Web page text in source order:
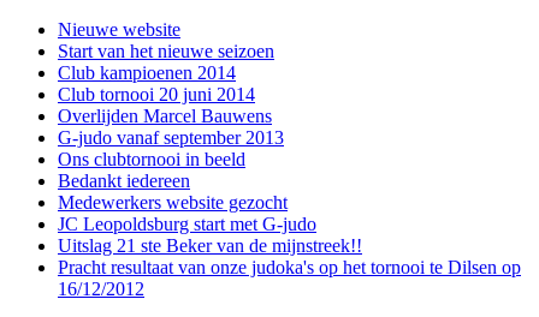
Nieuwe website
Start van het nieuwe seizoen
Club kampioenen 2014
Club tornooi 20 juni 2014
Overlijden Marcel Bauwens
G-judo vanaf september 2013
Ons clubtornooi in beeld
Bedankt iedereen
Medewerkers website gezocht
JC Leopoldsburg start met G-judo
Uitslag 21 ste Beker van de mijnstreek!!
Pracht resultaat van onze judoka's op het tornooi te Dilsen op
16/12/2012